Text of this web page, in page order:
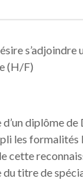
(H/F)
diplôme
les formalités
cette
titre de